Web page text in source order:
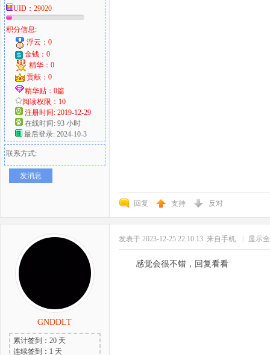
UID： 29020
积分信息:
浮云：0
金钱：0
精华：0
贡献：0
精华贴：0篇
阅读权限：10
注册时间: 2019-12-29
在线时间: 93 小时
最后登录: 2024-10-3
联系方式:
发消息
回复 支持 反对
GNDDLT
累计签到：20 天
连续签到：1 天
发表于 2023-12-25 22:10:13 来自手机 显示
感觉会很不错，回复看看